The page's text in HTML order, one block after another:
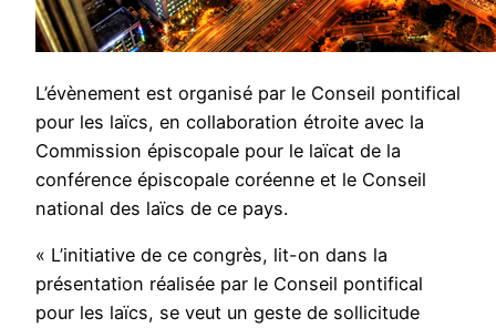
L’évènement est organisé par le Conseil pontifical
pour les laïcs, en collaboration étroite avec la
Commission épiscopale pour le laïcat de la
conférence épiscopale coréenne et le Conseil
national des laïcs de ce pays.
« L’initiative de ce congrès, lit-on dans la
présentation réalisée par le Conseil pontifical
pour les laïcs, se veut un geste de sollicitude